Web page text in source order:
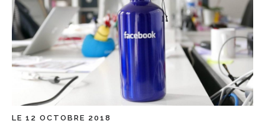
LE 12 OCTOBRE 2018